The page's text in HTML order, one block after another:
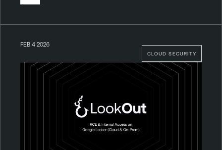
CLOUD SECURITY
FEB 4 2026